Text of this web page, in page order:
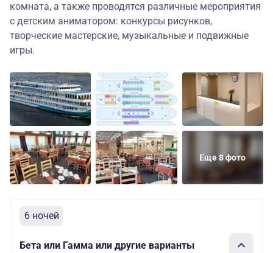
комната, а также проводятся различные мероприятия
с детским аниматором: конкурсы рисунков,
творческие мастерские, музыкальные и подвижные
игры.
Еще 8 фото
6 ночей
Бета или Гамма или другие варианты